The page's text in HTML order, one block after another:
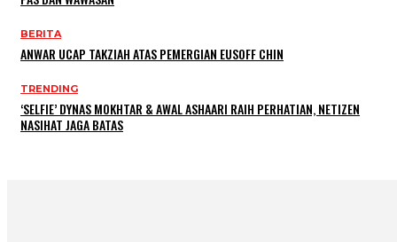
BERITA
ANWAR UCAP TAKZIAH ATAS PEMERGIAN EUSOFF CHIN
TRENDING
‘SELFIE’ DYNAS MOKHTAR & AWAL ASHAARI RAIH PERHATIAN, NETIZEN
NASIHAT JAGA BATAS